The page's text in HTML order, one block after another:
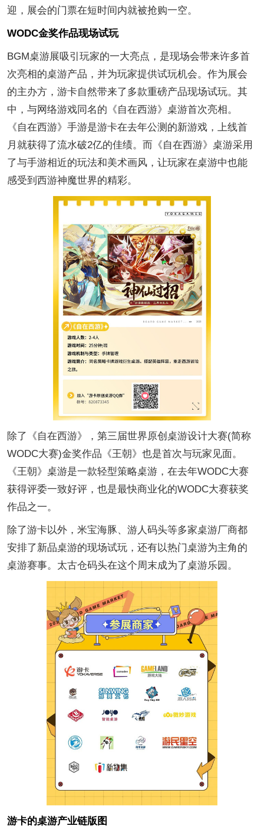
迎，展会的门票在短时间内就被抢购一空。
WODC金奖作品现场试玩
BGM桌游展吸引玩家的一大亮点，是现场会带来许多首
次亮相的桌游产品，并为玩家提供试玩机会。作为展会
的主办方，游卡自然带来了多款重磅产品现场试玩。其
中，与网络游戏同名的《自在西游》桌游首次亮相。
《自在西游》手游是游卡在去年公测的新游戏，上线首
月就获得了流水破2亿的佳绩。而《自在西游》桌游采用
了与手游相近的玩法和美术画风，让玩家在桌游中也能
感受到西游神魔世界的精彩。
除了《自在西游》，第三届世界原创桌游设计大赛(简称
WODC大赛)金奖作品《王朝》也是首次与玩家见面。
《王朝》桌游是一款轻型策略桌游，在去年WODC大赛
获得评委一致好评，也是最快商业化的WODC大赛获奖
作品之一。
除了游卡以外，米宝海豚、游人码头等多家桌游厂商都
安排了新品桌游的现场试玩，还有以热门桌游为主角的
桌游赛事。太古仓码头在这个周末成为了桌游乐园。
游卡的桌游产业链版图